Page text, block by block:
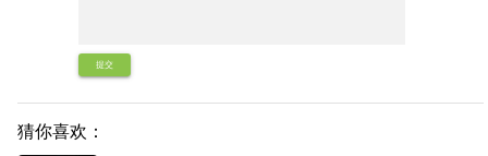
提交
猜你喜欢：